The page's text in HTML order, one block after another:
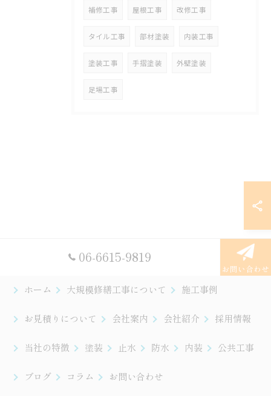
補修工事 屋根工事 改修工事
タイル工事 部材塗装 内装工事
塗装工事 手摺塗装 外壁塗装
足場工事
06-6615-9819
お問い合わせ
ホーム 大規模修繕工事について 施工事例
お見積りについて 会社案内 会社紹介 採用情報
当社の特徴 塗装 止水 防水 内装 公共工事
ブログ コラム お問い合わせ